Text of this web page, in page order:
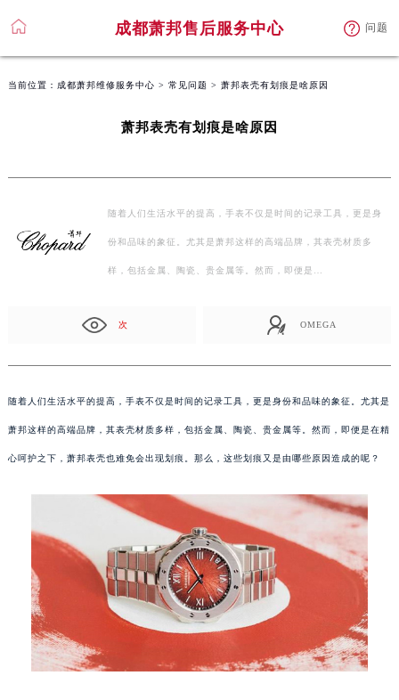
成都萧邦售后服务中心 问题
当前位置： 成都萧邦维修服务中心 > 常见问题 > 萧邦表壳有划痕是啥原因
萧邦表壳有划痕是啥原因
随着人们生活水平的提高，手表不仅是时间的记录工具，更是身
份和品味的象征。尤其是萧邦这样的高端品牌，其表壳材质多
样，包括金属、陶瓷、贵金属等。然而，即便是…
次 OMEGA
随着人们生活水平的提高，手表不仅是时间的记录工具，更是身份和品味的象征。尤其是
萧邦这样的高端品牌，其表壳材质多样，包括金属、陶瓷、贵金属等。然而，即便是在精
心呵护之下，萧邦表壳也难免会出现划痕。那么，这些划痕又是由哪些原因造成的呢？